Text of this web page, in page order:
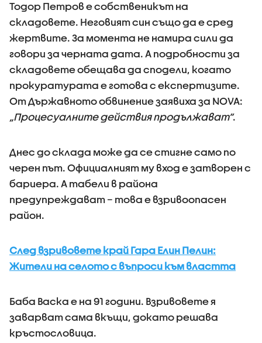
Тодор Петров е собственикът на
складовете. Неговият син също да е сред
жертвите. За момента не намира сили да
говори за черната дата. А подробности за
складовете обещава да сподели, когато
прокуратурата е готова с експертизите.
От Държавното обвинение заявиха за NOVA:
„Процесуалните действия продължават”.
Днес до склада може да се стигне само по
черен път. Официалният му вход е затворен с
бариера. А табели в района
предупреждават – това е взривоопасен
район.
След взривовете край Гара Елин Пелин:
Жители на селото с въпроси към властта
Баба Васка е на 91 години. Взривовете я
заварват сама вкъщи, докато решава
кръстословица.